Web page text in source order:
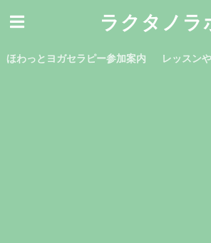
ラクタノラ
ほわっとヨガセラピー参加案内 レッスン